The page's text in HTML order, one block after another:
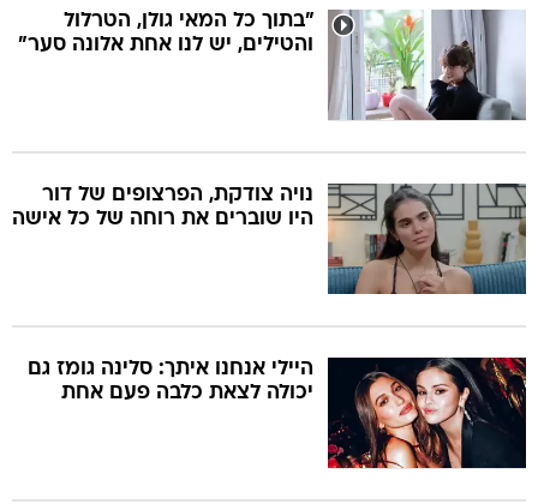
"בתוך כל המאי גולן, הטרלול
והטילים, יש לנו אחת אלונה סער"
נויה צודקת, הפרצופים של דור
היו שוברים את רוחה של כל אישה
היילי אנחנו איתך: סלינה גומז גם
יכולה לצאת כלבה פעם אחת